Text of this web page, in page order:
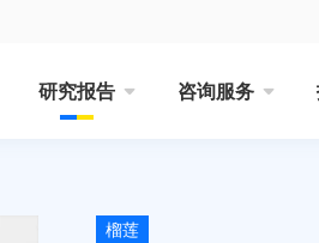
研究报告 咨询服务
榴莲